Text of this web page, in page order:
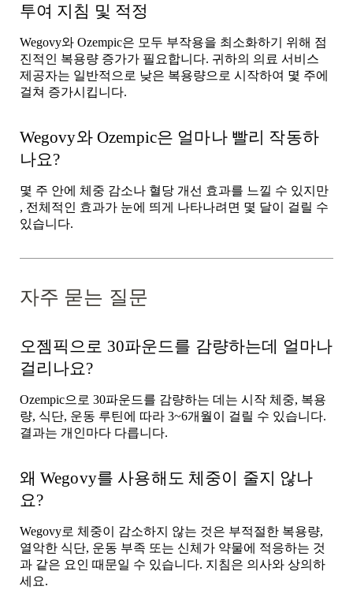
투여 지침 및 적정
Wegovy와 Ozempic은 모두 부작용을 최소화하기 위해 점
진적인 복용량 증가가필요합니다. 귀하의 의료 서비스
제공자는 일반적으로 낮은 복용량으로 시작하여 몇 주에
걸쳐 증가시킵니다.
Wegovy와 Ozempic은 얼마나 빨리 작동하
나요?
몇 주 안에 체중 감소나 혈당 개선 효과를 느낄 수 있지만
, 전체적인 효과가 눈에 띄게 나타나려면 몇 달이 걸릴 수
있습니다.
자주 묻는 질문
오젬픽으로 30파운드를 감량하는데 얼마나
걸리나요?
Ozempic으로 30파운드를 감량하는 데는 시작 체중, 복용
량, 식단, 운동 루틴에 따라 3~6개월이 걸릴 수 있습니다.
결과는 개인마다 다릅니다.
왜 Wegovy를 사용해도 체중이 줄지 않나
요?
Wegovy로 체중이 감소하지 않는 것은 부적절한 복용량,
열악한 식단, 운동 부족 또는 신체가 약물에 적응하는 것
과 같은 요인 때문일 수 있습니다. 지침은 의사와 상의하
세요.